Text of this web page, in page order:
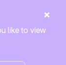
like to view